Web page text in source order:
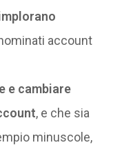
account
e cambiare
, e che sia
minuscole,